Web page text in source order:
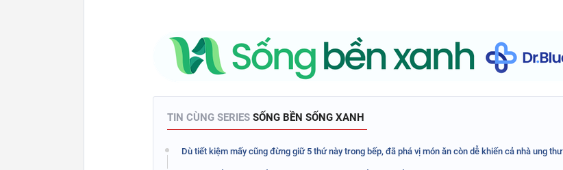
TIN CÙNG SERIES SỐNG BỀN SỐNG XANH
Dù tiết kiệm mấy cũng đừng giữ 5 thứ này trong bếp, đã phá vị món ăn còn dễ khiến cả nhà ung thư